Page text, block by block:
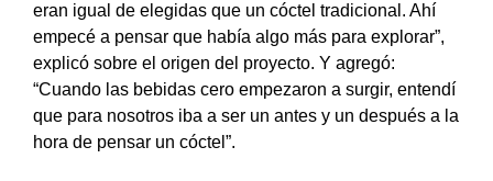
eran igual de elegidas que un cóctel tradicional. Ahí
empecé a pensar que había algo más para explorar”,
explicó sobre el origen del proyecto. Y agregó:
“Cuando las bebidas cero empezaron a surgir, entendí
que para nosotros iba a ser un antes y un después a la
hora de pensar un cóctel”.